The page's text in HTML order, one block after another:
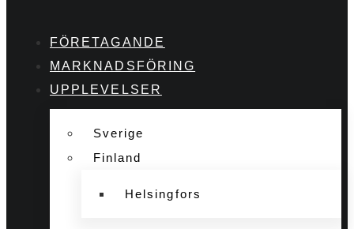
FÖRETAGANDE
MARKNADSFÖRING
UPPLEVELSER
Sverige
Finland
Helsingfors